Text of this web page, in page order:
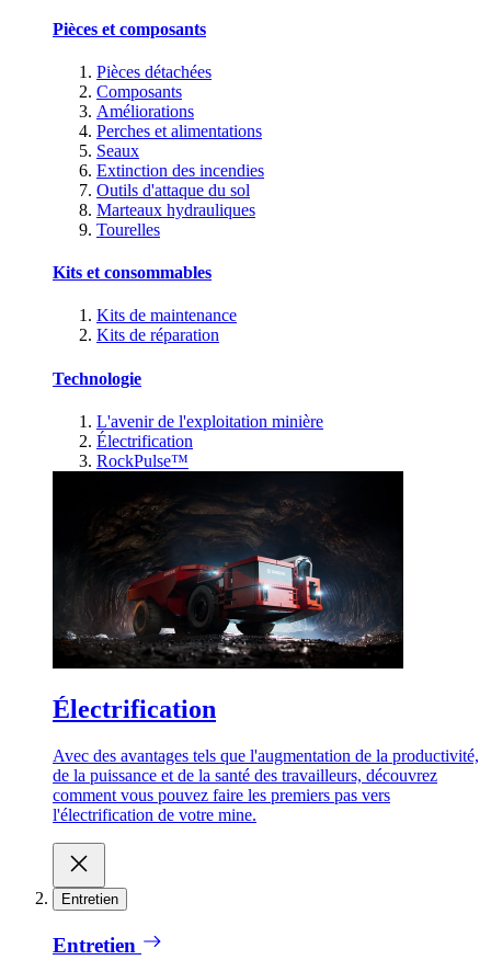
Pièces et composants
Pièces détachées
Composants
Améliorations
Perches et alimentations
Seaux
Extinction des incendies
Outils d'attaque du sol
Marteaux hydrauliques
Tourelles
Kits et consommables
Kits de maintenance
Kits de réparation
Technologie
L'avenir de l'exploitation minière
Électrification
RockPulse™
Électrification
Avec des avantages tels que l'augmentation de la productivité,
de la puissance et de la santé des travailleurs, découvrez
comment vous pouvez faire les premiers pas vers
l'électrification de votre mine.
Entretien
Entretien